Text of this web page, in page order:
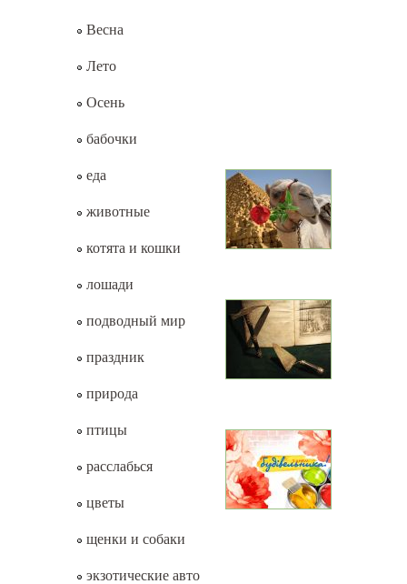
Весна
Лето
Осень
бабочки
еда
животные
котята и кошки
лошади
подводный мир
праздник
природа
птицы
расслабься
цветы
щенки и собаки
экзотические авто